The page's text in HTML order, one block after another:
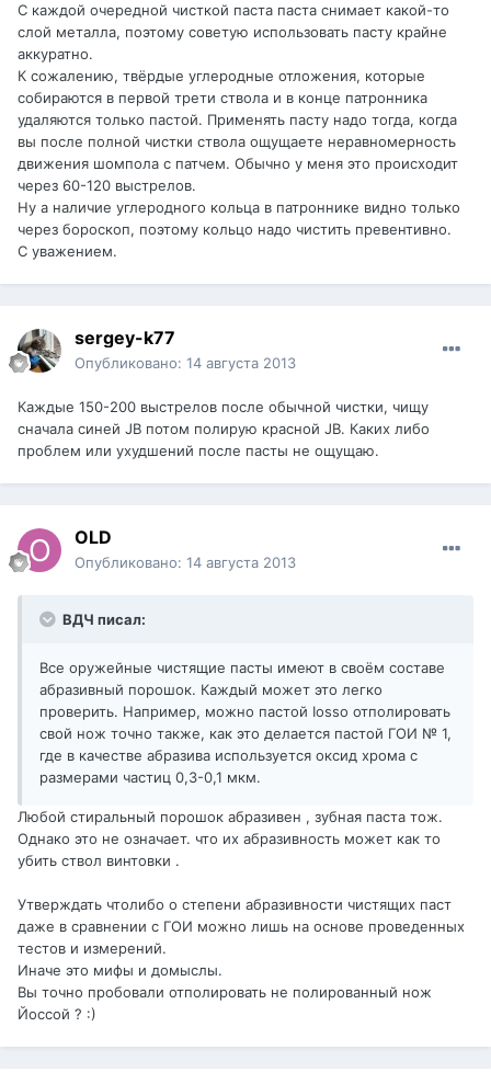
С каждой очередной чисткой паста паста снимает какой-то
слой металла, поэтому советую использовать пасту крайне
аккуратно.
К сожалению, твёрдые углеродные отложения, которые
собираются в первой трети ствола и в конце патронника
удаляются только пастой. Применять пасту надо тогда, когда
вы после полной чистки ствола ощущаете неравномерность
движения шомпола с патчем. Обычно у меня это происходит
через 60-120 выстрелов.
Ну а наличие углеродного кольца в патроннике видно только
через бороскоп, поэтому кольцо надо чистить превентивно.
С уважением.
sergey-k77
Опубликовано: 14 августа 2013
Каждые 150-200 выстрелов после обычной чистки, чищу
сначала синей JB потом полирую красной JB. Каких либо
проблем или ухудшений после пасты не ощущаю.
OLD
Опубликовано: 14 августа 2013
ВДЧ писал:
Все оружейные чистящие пасты имеют в своём составе
абразивный порошок. Каждый может это легко
проверить. Например, можно пастой Iosso отполировать
свой нож точно также, как это делается пастой ГОИ № 1,
где в качестве абразива используется оксид хрома с
размерами частиц 0,3-0,1 мкм.
Любой стиральный порошок абразивен , зубная паста тож.
Однако это не означает. что их абразивность может как то
убить ствол винтовки .
Утверждать чтолибо о степени абразивности чистящих паст
даже в сравнении с ГОИ можно лишь на основе проведенных
тестов и измерений.
Иначе это мифы и домыслы.
Вы точно пробовали отполировать не полированный нож
Йоссой ? :)